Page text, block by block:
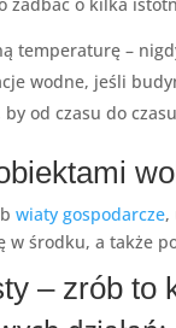
zadbać o kilka
temperaturę –
wodne, jeśli
od czasu do
wiaty gospodarcze,
środku, a także
– zrób to